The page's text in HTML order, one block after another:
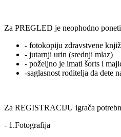
Za PREGLED je neophodno
- fotokopiju zdravstvene
- jutarnji urin (srednji mlaz)
- poželjno je imati šorts i
-saglasnost roditelja da dete
Za REGISTRACIJU igrača
- 1.Fotografija